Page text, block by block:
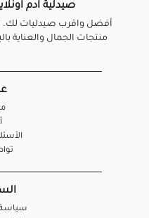
صيدلية ادم
أفضل واقرب صيدليات
منتجات الجمال والعناية